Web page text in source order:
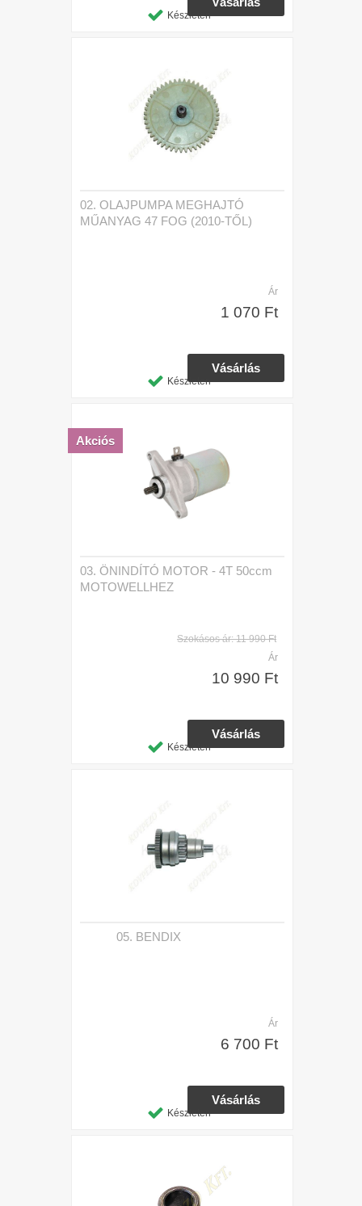
Készleten
02. OLAJPUMPA MEGHAJTÓ
MŰANYAG 47 FOG (2010-TŐL)
Ár
1 070 Ft
Készleten
03. ÖNINDÍTÓ MOTOR - 4T 50ccm
MOTOWELLHEZ
Szokásos ár:11 990 Ft
Ár
10 990 Ft
Készleten
Akciós
05. BENDIX
Ár
6 700 Ft
Készleten